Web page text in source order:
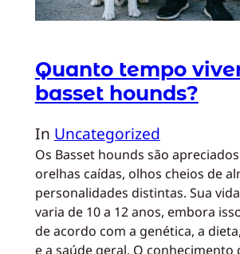
Quanto tempo
basset hounds?
In Uncategorized
Os Basset hounds são
orelhas caídas, olhos cheios de
personalidades distintas. Sua
varia de 10 a 12 anos, embora
de acordo com a genética, a
e a saúde geral. O conhecimento